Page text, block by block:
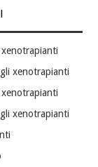
xenotrapianti
xenotrapianti